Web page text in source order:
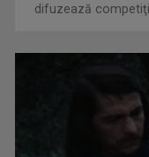
Rata şomajului a
difuzează